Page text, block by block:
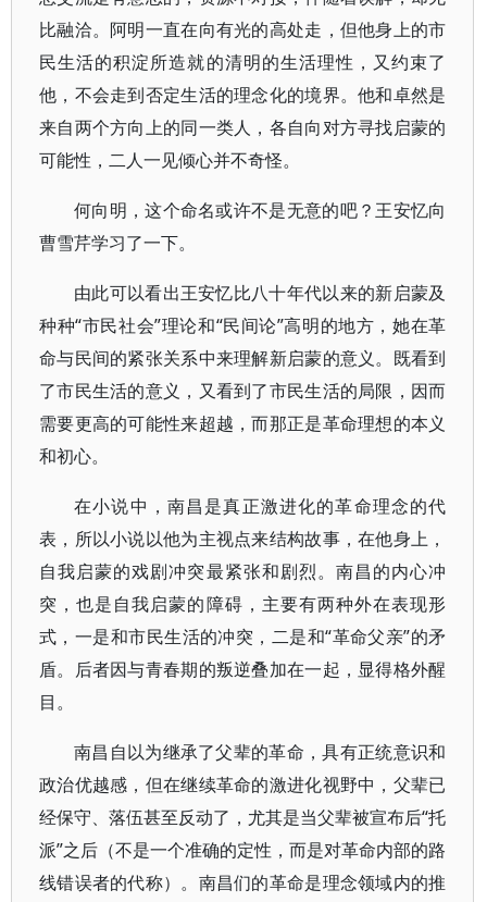
比融洽。阿明一直在向有光的高处走，但他身上的市
民生活的积淀所造就的清明的生活理性，又约束了
他，不会走到否定生活的理念化的境界。他和卓然是
来自两个方向上的同一类人，各自向对方寻找启蒙的
可能性，二人一见倾心并不奇怪。
何向明，这个命名或许不是无意的吧？王安忆向
曹雪芹学习了一下。
由此可以看出王安忆比八十年代以来的新启蒙及
种种“市民社会”理论和“民间论”高明的地方，她在革
命与民间的紧张关系中来理解新启蒙的意义。既看到
了市民生活的意义，又看到了市民生活的局限，因而
需要更高的可能性来超越，而那正是革命理想的本义
和初心。
在小说中，南昌是真正激进化的革命理念的代
表，所以小说以他为主视点来结构故事，在他身上，
自我启蒙的戏剧冲突最紧张和剧烈。南昌的内心冲
突，也是自我启蒙的障碍，主要有两种外在表现形
式，一是和市民生活的冲突，二是和“革命父亲”的矛
盾。后者因与青春期的叛逆叠加在一起，显得格外醒
目。
南昌自以为继承了父辈的革命，具有正统意识和
政治优越感，但在继续革命的激进化视野中，父辈已
经保守、落伍甚至反动了，尤其是当父辈被宣布后“托
派”之后（不是一个准确的定性，而是对革命内部的路
线错误者的代称）。南昌们的革命是理念领域内的推